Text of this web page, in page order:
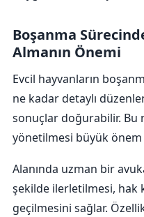
Boşanma
Almanın Önemi
Evcil hayvanların
ne kadar detaylı
sonuçlar doğurabilir. Bu
yönetilmesi büyük önem
Alanında uzman bir
şekilde ilerletilmesi, hak
geçilmesini sağlar.